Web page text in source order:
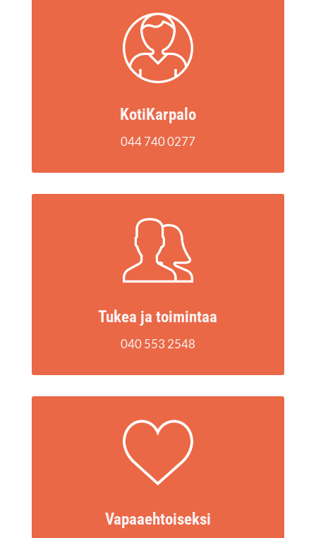
Koti­Kar­pa­lo
044 740 0277
Tukea ja toimintaa
040 553 2548
Vapaa­eh­toi­sek­si